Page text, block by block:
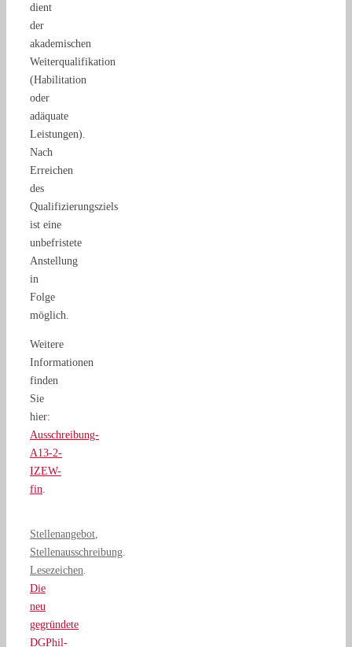
dient
der
akademischen
Weiterqualifikation
(Habilitation
oder
adäquate
Leistungen).
Nach
Erreichen
des
Qualifizierungsziels
ist eine
unbefristete
Anstellung
in
Folge
möglich.
Weitere
Informationen
finden
Sie
hier:
Ausschreibung-
A13-2-
IZEW-
fin
Stellenangebot
Stellenausschreibung
Lesezeichen
Die
neu
gegründete
DGPhil-